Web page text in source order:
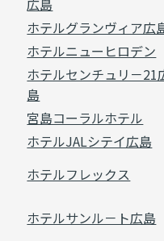
広島
ホテルグランヴィア広
ホテルニューヒロデン
ホテルセンチュリ－21
島
宮島コーラルホテル
ホテルJALシテイ広島
ホテルフレックス
ホテルサンル－ト広島